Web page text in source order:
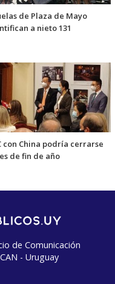
de Plaza de Mayo
a nieto 131
con China podría cerrarse
de fin de año
de Comunicación
- Uruguay